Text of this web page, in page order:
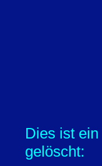
Dies ist
gelöscht: